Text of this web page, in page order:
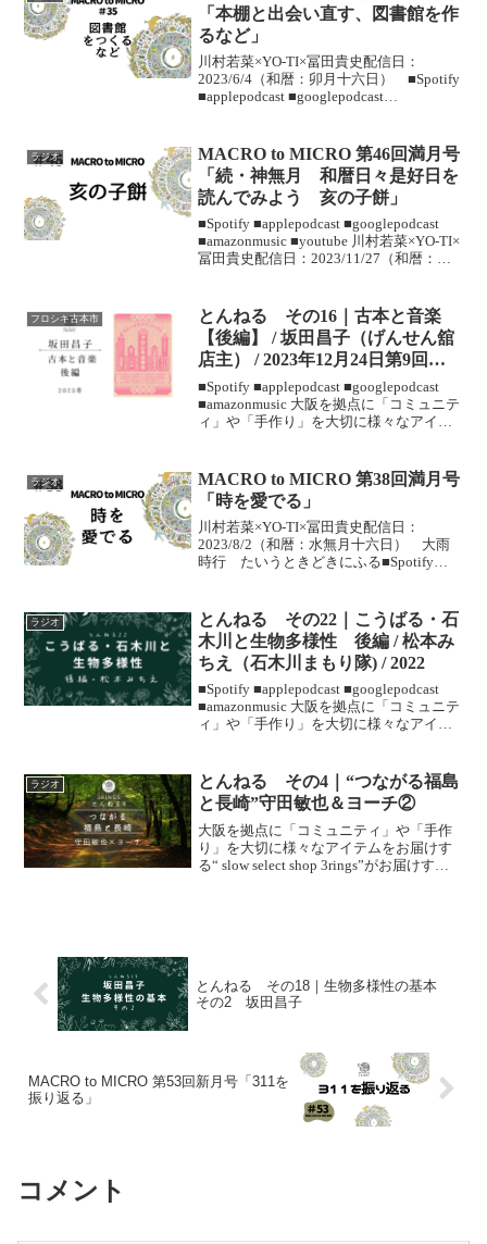
「本棚と出会い直す、図書館を作
るなど」
川村若菜×YO-TI×冨田貴史配信日：
2023/6/4（和暦：卯月十六日） ■Spotify
■︎applepodcast ■googlepodcast
ラジオ
MACRO to MICRO 第46回満月号
「続・神無月 和暦日々是好日を
読んでみよう 亥の子餅」
■Spotify ■︎applepodcast ■googlepodcast
■amazonmusic ■youtube 川村若菜×YO-TI×
冨田貴史配信日：2023/11/27（和暦：神
フロシキ古本市
とんねる その16｜古本と音楽
【後編】 / 坂田昌子（げんせん舘
店主） / 2023年12月24日第9回フ
ロシキ古本市＠ハナヤ
■Spotify ■︎applepodcast ■googlepodcast
■amazonmusic 大阪を拠点に「コミュニテ
ィ」や「手作り」を大切に様々なアイテ
ラジオ
MACRO to MICRO 第38回満月号
「時を愛でる」
川村若菜×YO-TI×冨田貴史配信日：
2023/8/2（和暦：水無月十六日） 大雨
時行 たいうときどきにふる■Spotify
ラジオ
とんねる その22｜こうばる・石
木川と生物多様性 後編 / 松本み
ちえ（石木川まもり隊) / 2022
■Spotify ■︎applepodcast ■googlepodcast
■amazonmusic 大阪を拠点に「コミュニテ
ィ」や「手作り」を大切に様々なアイテ
ラジオ
とんねる その4｜“つながる福島
と長崎”守田敏也＆ヨーチ②
大阪を拠点に「コミュニティ」や「手作
り」を大切に様々なアイテムをお届けす
る“ slow select shop 3rings”がお届けす
とんねる その18｜生物多様性の基本
その2 坂田昌子
MACRO to MICRO 第53回新月号「311を
振り返る」
コメント